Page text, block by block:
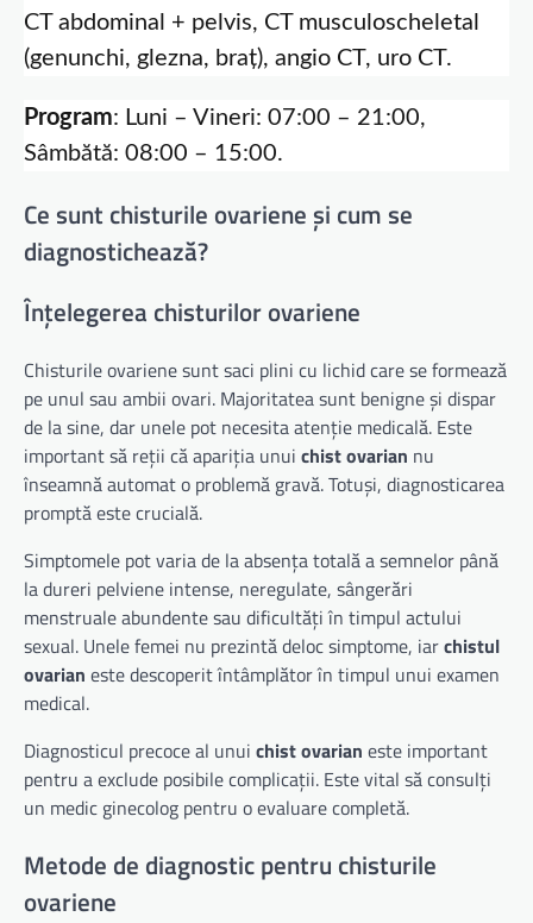
CT abdominal + pelvis, CT musculoscheletal
(genunchi, glezna, braț), angio CT, uro CT.
Program: Luni – Vineri: 07:00 – 21:00,
Sâmbătă: 08:00 – 15:00.
Ce sunt chisturile ovariene și cum se
diagnostichează?
Înțelegerea chisturilor ovariene
Chisturile ovariene sunt saci plini cu lichid care se formează
pe unul sau ambii ovari. Majoritatea sunt benigne și dispar
de la sine, dar unele pot necesita atenție medicală. Este
important să reții că apariția unui chist ovarian nu
înseamnă automat o problemă gravă. Totuși, diagnosticarea
promptă este crucială.
Simptomele pot varia de la absența totală a semnelor până
la dureri pelviene intense, neregulate, sângerări
menstruale abundente sau dificultăți în timpul actului
sexual. Unele femei nu prezintă deloc simptome, iarchistul
ovarian este descoperit întâmplător în timpul unui examen
medical.
Diagnosticul precoce al unui chist ovarian este important
pentru a exclude posibile complicații. Este vital să consulți
un medic ginecolog pentru o evaluare completă.
Metode de diagnostic pentru chisturile
ovariene